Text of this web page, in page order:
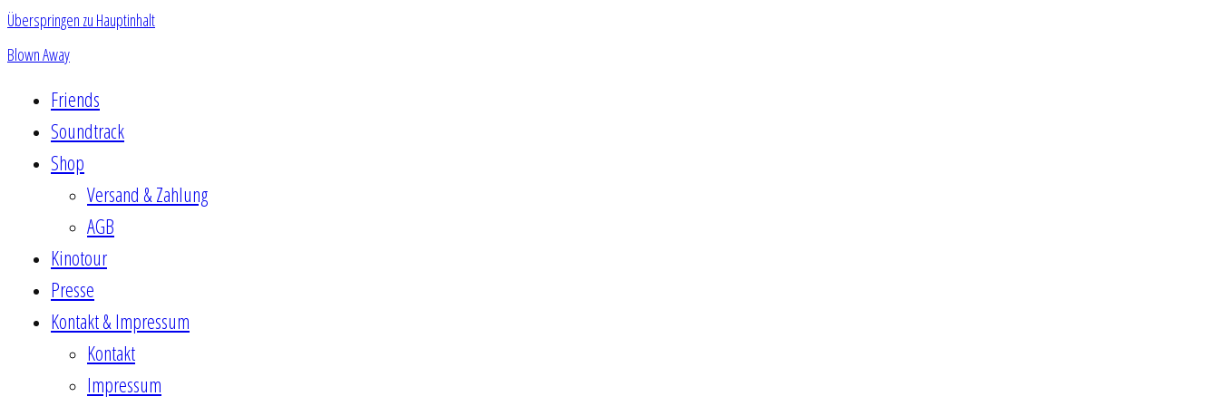
Überspringen zu Hauptinhalt
Blown Away
Friends
Soundtrack
Shop
Versand & Zahlung
AGB
Kinotour
Presse
Kontakt & Impressum
Kontakt
Impressum